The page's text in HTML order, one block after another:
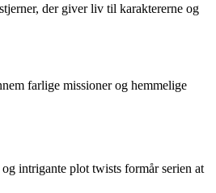
der giver liv til karaktererne og
farlige missioner og hemmelige
intrigante plot twists formår serien at